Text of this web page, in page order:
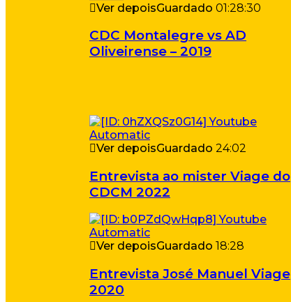
Ver depoisGuardado 01:28:30
CDC Montalegre vs AD
Oliveirense – 2019
Ver depoisGuardado 24:02
Entrevista ao mister Viage do
CDCM 2022
Ver depoisGuardado 18:28
Entrevista José Manuel Viage
2020